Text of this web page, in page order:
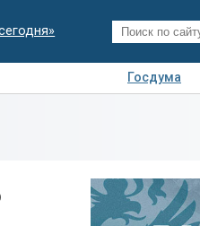
Госдума